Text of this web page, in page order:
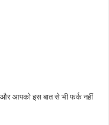
आपको इस बात से भी फर्क नहीं